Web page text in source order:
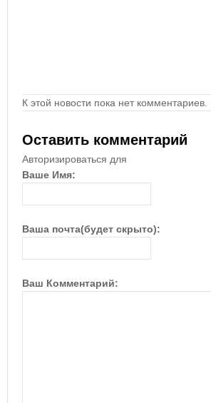
К этой новости пока нет комментариев.
Оставить комментарий
Авторизироваться для
Ваше Имя:
Ваша почта(будет скрыто):
Ваш Комментарий: